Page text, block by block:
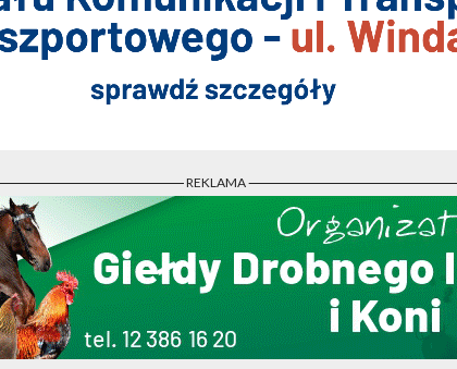
- REKLAMA -